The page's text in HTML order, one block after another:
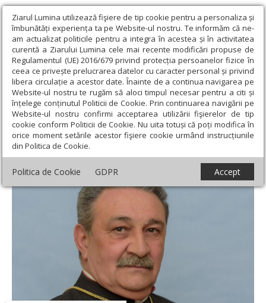
Ziarul Lumina utilizează fişiere de tip cookie pentru a personaliza și
îmbunătăți experiența ta pe Website-ul nostru. Te informăm că ne-
am actualizat politicile pentru a integra în acestea și în activitatea
curentă a Ziarului Lumina cele mai recente modificări propuse de
Regulamentul (UE) 2016/679 privind protecția persoanelor fizice în
ceea ce privește prelucrarea datelor cu caracter personal și privind
libera circulație a acestor date. Înainte de a continua navigarea pe
Website-ul nostru te rugăm să aloci timpul necesar pentru a citi și
înțelege conținutul Politicii de Cookie. Prin continuarea navigării pe
Website-ul nostru confirmi acceptarea utilizării fişierelor de tip
cookie conform Politicii de Cookie. Nu uita totuși că poți modifica în
orice moment setările acestor fişiere cookie urmând instrucțiunile
din Politica de Cookie.
Politica de Cookie GDPR Accept
Ziarul Lumina › Educaţie și Cultură › Lumina literară şi artistică ›
POEZIE: Nicolae Stoia
POEZIE: Nicolae Stoia